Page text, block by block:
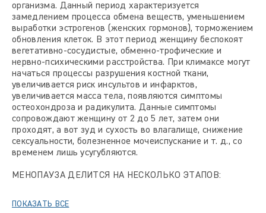
организма. Данный период характеризуется
замедлением процесса обмена веществ, уменьшением
выработки эстрогенов (женских гормонов), торможением
обновления клеток. В этот период женщину беспокоят
вегетативно-сосудистые, обменно-трофические и
нервно-психическими расстройства. При климаксе могут
начаться процессы разрушения костной ткани,
увеличивается риск инсультов и инфарктов,
увеличивается масса тела, появляются симптомы
остеохондроза и радикулита. Данные симптомы
сопровождают женщину от 2 до 5 лет, затем они
проходят, а вот зуд и сухость во влагалище, снижение
сексуальности, болезненное мочеиспускание и т. д., со
временем лишь усугубляются.
МЕНОПАУЗА ДЕЛИТСЯ НА НЕСКОЛЬКО ЭТАПОВ:
ПОКАЗАТЬ ВСЕ